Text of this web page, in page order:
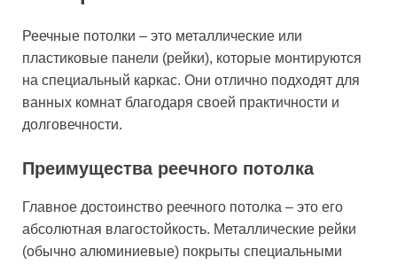
Реечные потолки – это металлические или
пластиковые панели (рейки), которые монтируются
на специальный каркас. Они отлично подходят для
ванных комнат благодаря своей практичности и
долговечности.
Преимущества реечного потолка
Главное достоинство реечного потолка – это его
абсолютная влагостойкость. Металлические рейки
(обычно алюминиевые) покрыты специальными